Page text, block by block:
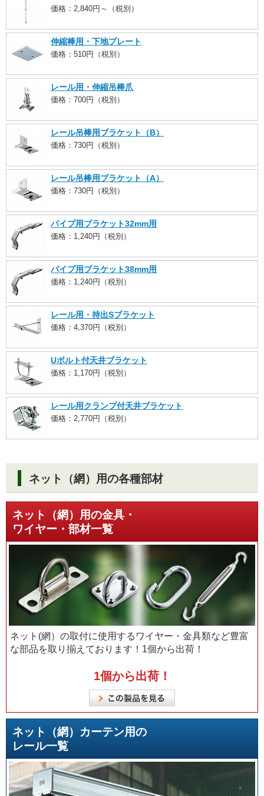
価格：2,840円～（税別）
伸縮棒用・下地プレート
価格：510円（税別）
レール用・伸縮吊棒爪
価格：700円（税別）
レール吊棒用ブラケット（B）
価格：730円（税別）
レール吊棒用ブラケット（A）
価格：730円（税別）
パイプ用ブラケット32mm用
価格：1,240円（税別）
パイプ用ブラケット38mm用
価格：1,240円（税別）
レール用・持出Sブラケット
価格：4,370円（税別）
Uボルト付天井ブラケット
価格：1,170円（税別）
レール用クランプ付天井ブラケット
価格：2,770円（税別）
ネット（網）用の各種部材
ネット（網）用の金具・
ワイヤー・部材一覧
ネット(網）の取付に使用するワイヤー・金具類など豊富
な部品を取り揃えております！1個から出荷！
1個から出荷！
ネット（網）カーテン用の
レール一覧